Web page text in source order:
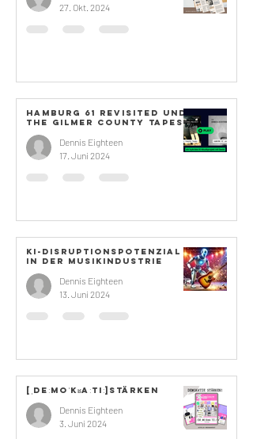
27. Okt. 2024
Hamburg 61 revisited und
The Gilmer County Tapes
Dennis Eighteen
17. Juni 2024
KI-Disruptionspotenzial
in der Musikindustrie
Dennis Eighteen
13. Juni 2024
[ˌdeːmoˈkʁaːtiː]stärken
Dennis Eighteen
3. Juni 2024